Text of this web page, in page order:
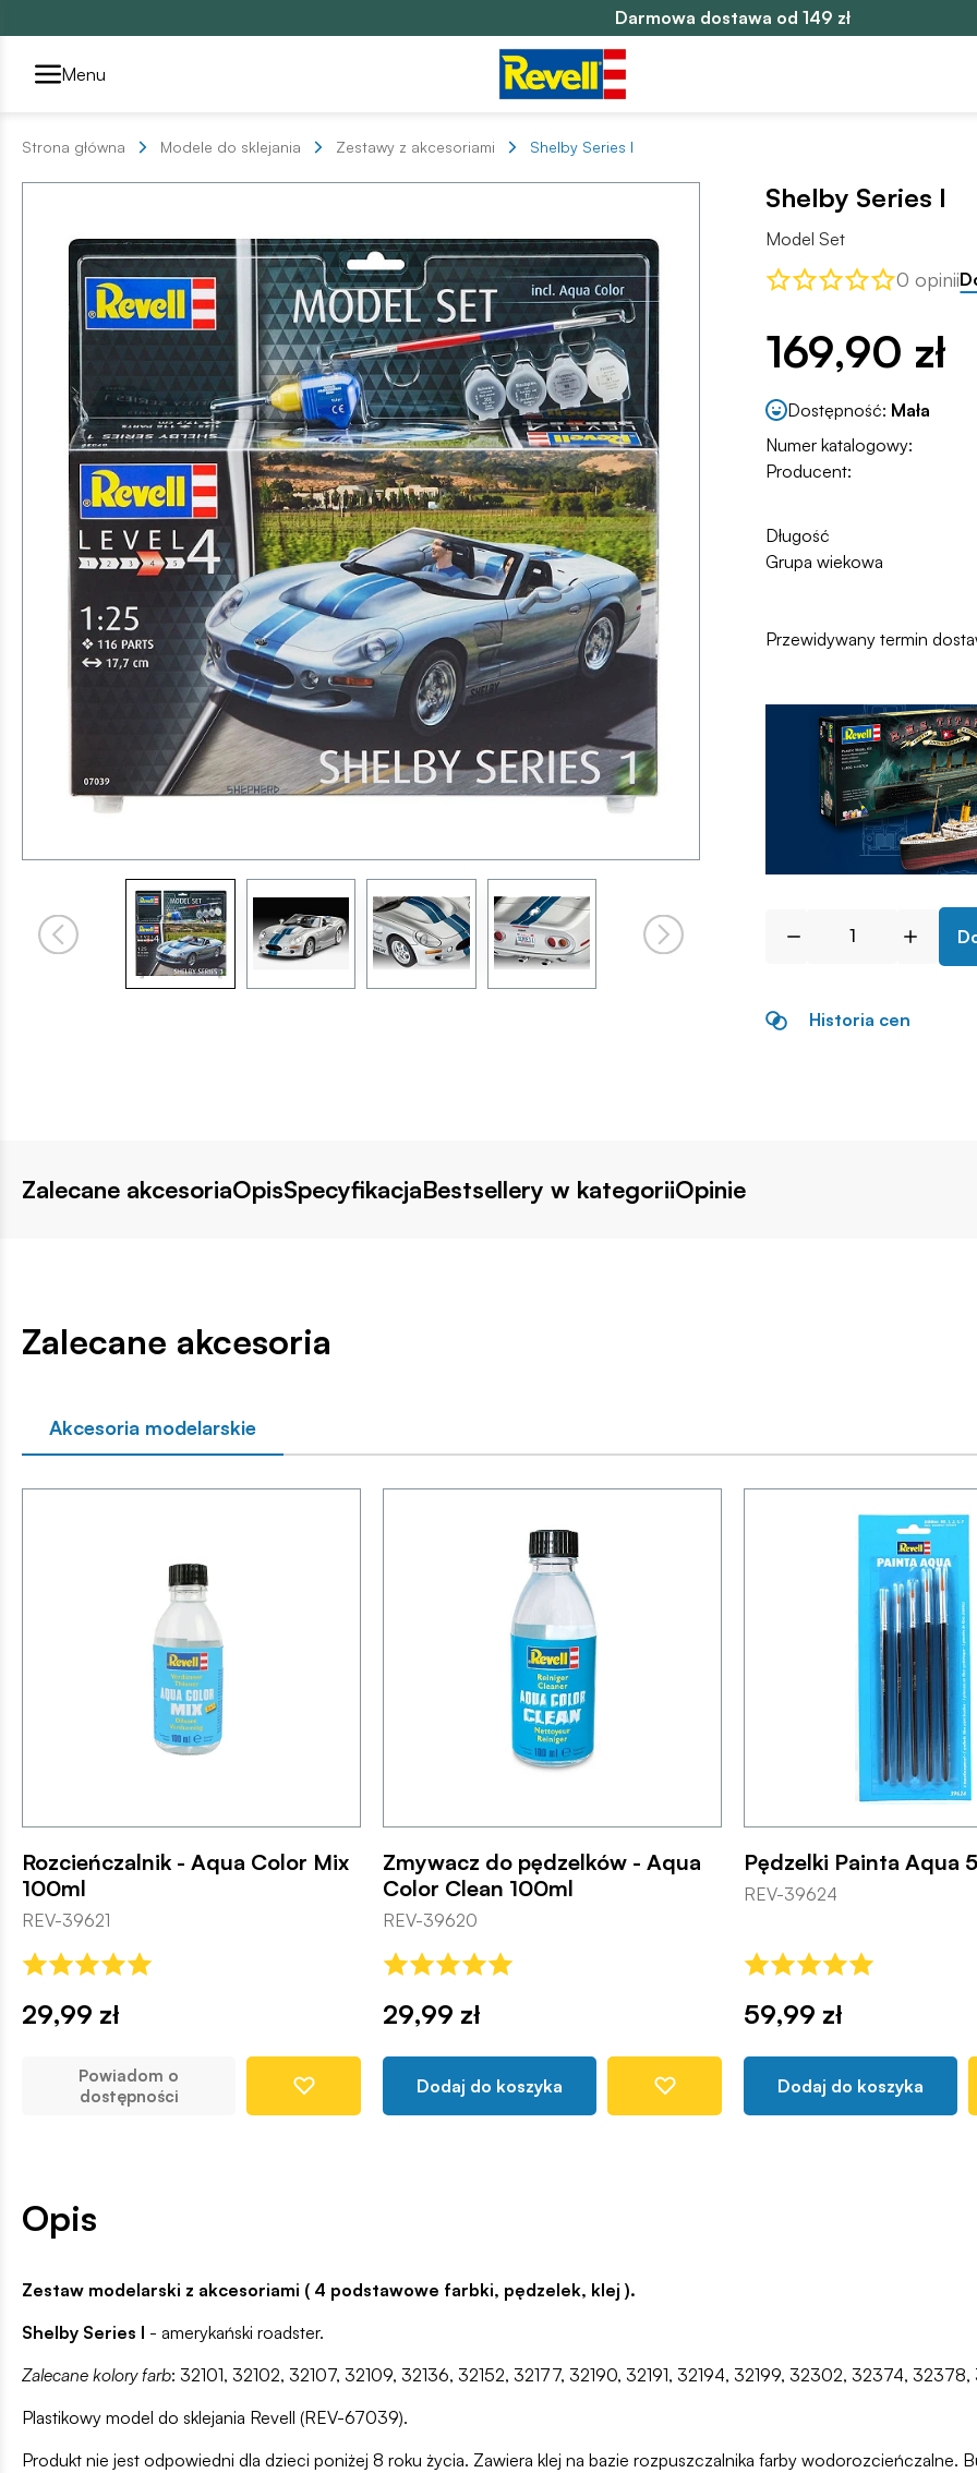
Darmowa dostawa od 149 zł
Przełącznik segmentów2
Menu
Strona główna Modele do sklejania Zestawy z akcesoriami Shelby Series I
Shelby Series I
Model Set
0 opinii
169,90 zł
Dostępność: Mała
Numer katalogowy:
Producent:
Długość
Grupa wiekowa
Przewidywany termin
Historia cen
Zalecane akcesoriaOpisSpecyfikacjaBestsellery w kategoriiOpinie
Zalecane akcesoria
Akcesoria modelarskie
Rozcieńczalnik - Aqua Color Mix
100ml
REV-39621
29,99 zł
Powiadom o
dostępności
Zmywacz do pędzelków - Aqua
Color Clean 100ml
REV-39620
29,99 zł
Dodaj do koszyka
Pędzelki Painta Aqua
REV-39624
59,99 zł
Dodaj do koszyka
Opis
Zestaw modelarski z akcesoriami ( 4 podstawowe farbki, pędzelek, klej ).
Shelby Series I - amerykański roadster.
Zalecane kolory farb: 32101, 32102, 32107, 32109, 32136, 32152, 32177, 32190, 32191, 32194, 32199, 32302, 32374,
Plastikowy model do sklejania Revell (REV-67039).
Produkt nie jest odpowiedni dla dzieci poniżej 8 roku życia. Zawiera klej na bazie rozpuszczalnika farby wodorozcieńczalne.